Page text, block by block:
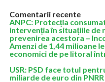
Comentarii recente
ANPC: Protecția
intervenția în situațiile de
prevenirea acestora –
Amenzi de 1,44 milioane
economici de pe litoral
USR: PSD face totul
miliarde de euro din